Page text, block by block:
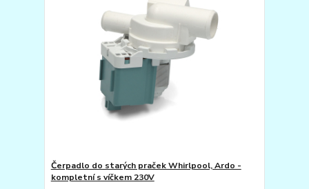
Čerpadlo do starých praček Whirlpool, Ardo -
kompletní s víčkem 230V